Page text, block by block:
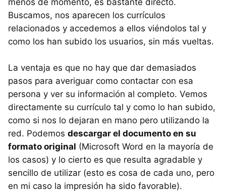
menos de momento, es bastante directo.
Buscamos, nos aparecen los currículos
relacionados y accedemos a ellos viéndolos tal y
como los han subido los usuarios, sin más vueltas.
La ventaja es que no hay que dar demasiados
pasos para averiguar como contactar con esa
persona y ver su información al completo. Vemos
directamente su currículo tal y como lo han subido,
como si nos lo dejaran en mano pero utilizando la
red. Podemos descargar el documento en su
formato original (Microsoft Word en la mayoría de
los casos) y lo cierto es que resulta agradable y
sencillo de utilizar (esto es cosa de cada uno, pero
en mi caso la impresión ha sido favorable).